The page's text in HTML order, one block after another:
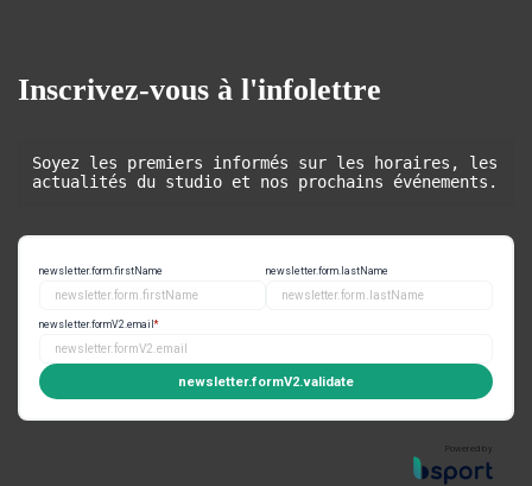
Inscrivez-vous à l'infolettre
Soyez les premiers informés sur les horaires, les
actualités du studio et nos prochains événements.
newsletter.form.firstName newsletter.form.lastName
newsletter.formV2.email*
newsletter.formV2.validate
Powered by